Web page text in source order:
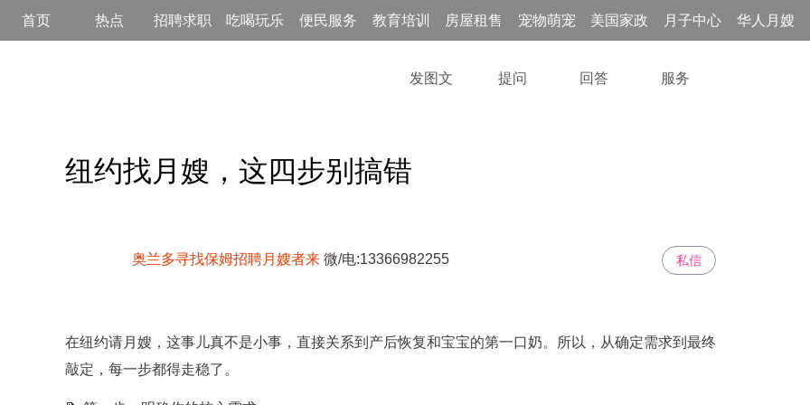
首页 热点 招聘求职 吃喝玩乐 便民服务 教育培训 房屋租售 宠物萌宠 美国家政 月子中心 华人月嫂
发图文 提问 回答 服务
纽约找月嫂，这四步别搞错
奥兰多寻找保姆招聘月嫂者来 微/电:13366982255 私信
在纽约请月嫂，这事儿真不是小事，直接关系到产后恢复和宝宝的第一口奶。所以，从确定需求到最终
敲定，每一步都得走稳了。